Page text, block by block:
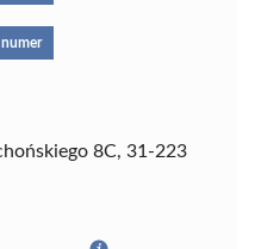
numer
8C, 31-223